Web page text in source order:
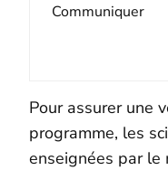
Communiquer
Pour assurer une
programme, les
enseignées par